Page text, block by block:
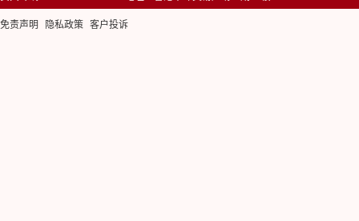
免责声明 隐私政策 客户投诉